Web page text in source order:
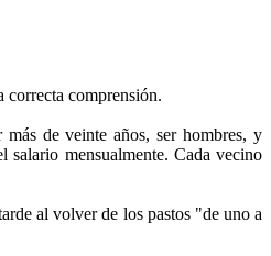
correcta comprensión.
de veinte años, ser hombres, y
salario mensualmente. Cada vecino
al volver de los pastos "de uno a